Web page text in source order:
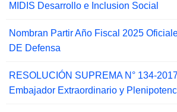
MIDIS Desarrollo e Inclusion Social
Nombran Partir Año Fiscal 2025
DE Defensa
RESOLUCIÓN SUPREMA N° 134-
Embajador Extraordinario y